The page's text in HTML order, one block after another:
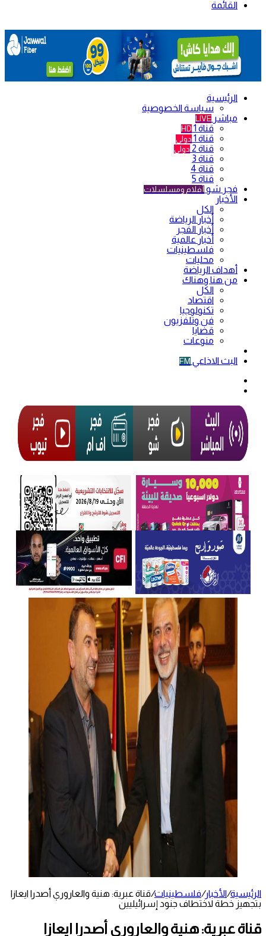
القائمة
الرئيسية
سياسة الخصوصية
مباشر LIVE
قناة 1 HD
قناة 1 دولي
قناة 2 دولي
قناة 3
قناة 4
قناة 5
فجر شو أفلام ومسلسلات
الأخبار
الكل
أخبار الرياضة
أخبار الفجر
أخبار عالمية
فلسطينيات
محليات
أهداف الرياضة
من هنا وهناك
الكل
اقتصاد
تكنولوجيا
فن وتلفزيون
قضايا
منوعات
البث الاذاعي FM
الرئيسية/الأخبار/فلسطينيات/قناة عبرية: هنية والعاروري أصدرا ايعازا
بتجهيز خطة لاختطاف جنود إسرائيليين
قناة عبرية: هنية والعاروري أصدرا ايعازا